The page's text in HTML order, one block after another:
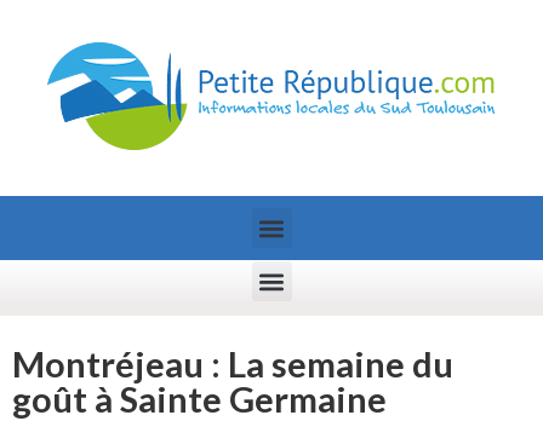
Montréjeau : La semaine du
goût à Sainte Germaine